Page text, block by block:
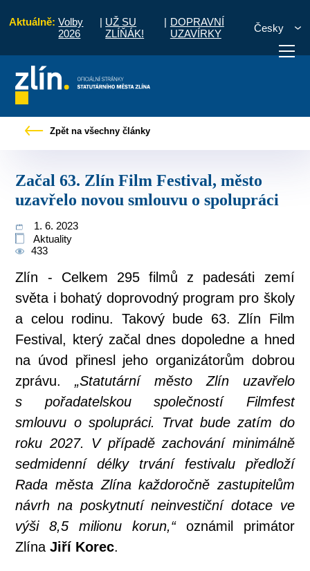
Aktuálně: Volby
2026
| UŽ SU
ZLÍŇÁK!
| DOPRAVNÍ
UZAVÍRKY
Česky
vyřídit Potřebuji zaplatit
Zpět na všechny články
Začal 63. Zlín Film Festival, město
uzavřelo novou smlouvu o spolupráci
1. 6. 2023
Aktuality
433
Zlín - Celkem 295 filmů z padesáti zemí
světa i bohatý doprovodný program pro školy
a celou rodinu. Takový bude 63. Zlín Film
Festival, který začal dnes dopoledne a hned
na úvod přinesl jeho organizátorům dobrou
zprávu.„Statutární město Zlín uzavřelo
s pořadatelskou společností Filmfest
smlouvu o spolupráci. Trvat bude zatím do
roku 2027. V případě zachování minimálně
sedmidenní délky trvání festivalu předloží
Rada města Zlína každoročně zastupitelům
návrh na poskytnutí neinvestiční dotace ve
výši 8,5 milionu korun,“oznámil primátor
ZlínaJiří Korec.